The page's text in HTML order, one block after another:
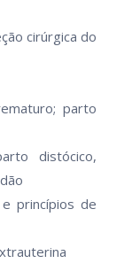
cirúrgica do
parto
distócico,
princípios de